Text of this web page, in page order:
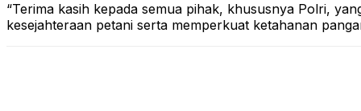
“Terima kasih kepada semua pihak, khususnya Polri,
kesejahteraan petani serta memperkuat ketahanan